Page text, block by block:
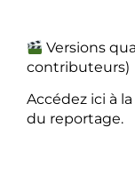
Versions
contributeurs)
Accédez ici à
du reportage.